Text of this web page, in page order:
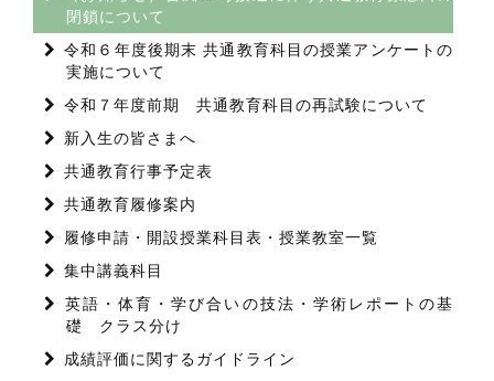
閉鎖について
令和６年度後期末 共通教育科目の授業アンケートの
実施について
令和７年度前期 共通教育科目の再試験について
新入生の皆さまへ
共通教育行事予定表
共通教育履修案内
履修申請・開設授業科目表・授業教室一覧
集中講義科目
英語・体育・学び合いの技法・学術レポートの基
礎 クラス分け
成績評価に関するガイドライン